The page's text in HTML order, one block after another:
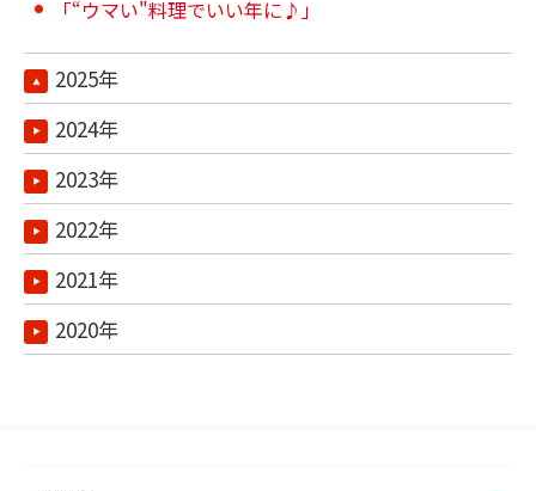
「“ウマい"料理でいい年に♪」
2025年
2024年
2023年
2022年
2021年
2020年